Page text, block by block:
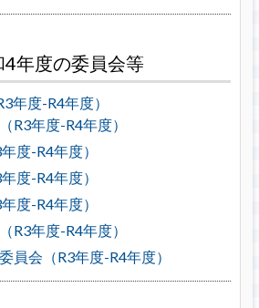
年度の委員会等
年度-R4年度）
R3年度-R4年度）
度-R4年度）
度-R4年度）
度-R4年度）
R3年度-R4年度）
員会（R3年度-R4年度）